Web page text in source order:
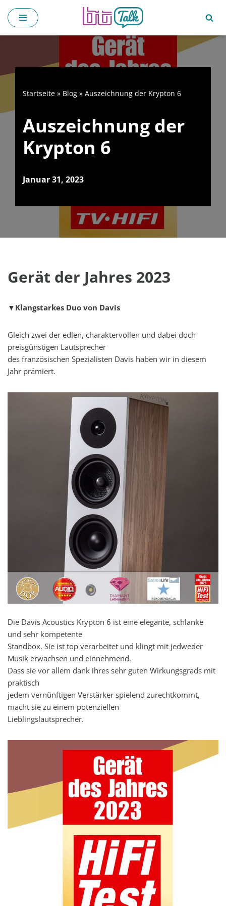
Zum
Startseite » Blog » Auszeichnung der Krypton 6
Auszeichnung der
Krypton 6
Januar 31, 2023
Gerät der Jahres 2023
▼Klangstarkes Duo von Davis
Gleich zwei der edlen, charaktervollen und dabei doch
preisgünstigen Lautsprecher
des französischen Spezialisten Davis haben wir in diesem
Jahr prämiert.
Die Davis Acoustics Krypton 6 ist eine elegante, schlanke
und sehr kompetente
Standbox. Sie ist top verarbeitet und klingt mit jedweder
Musik erwachsen und einnehmend.
Dass sie vor allem dank ihres sehr guten Wirkungsgrads mit
praktisch
jedem vernünftigen Verstärker spielend zurechtkommt,
macht sie zu einem potenziellen
Lieblingslautsprecher.